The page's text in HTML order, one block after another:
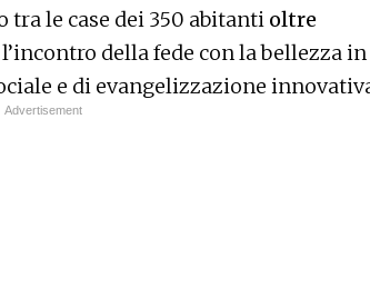
tra le case dei 350 abitanti oltre
della fede con la bellezza in
e di evangelizzazione